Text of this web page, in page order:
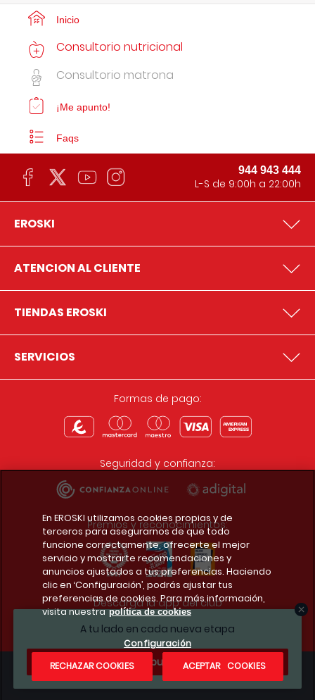
A tu lado en cada nueva etapa
¿Te apuntas?
Inicio
Consultorio nutricional
Consultorio matrona
¡Me apunto!
Faqs
944 943 444
L-S de 9:00h a 22:00h
EROSKI
ATENCION AL CLIENTE
TIENDAS EROSKI
SERVICIOS
Formas de pago:
Seguridad y confianza:
Premios y reconocimientos:
Descarga la app del club
Condiciones legales
En EROSKI utilizamos cookies propias y de
terceros para asegurarnos de que todo
funcione correctamente, ofrecerte el mejor
servicio y mostrarte recomendaciones y
anuncios ajustados a tus preferencias. Haciendo
clic en ‘Configuración’, podrás ajustar tus
preferencias de cookies. Para más información,
visita nuestra política de cookies
Configuración
RECHAZAR COOKIES
ACEPTAR COOKIES